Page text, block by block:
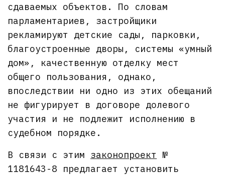
сдаваемых объектов. По словам
парламентариев, застройщики
рекламируют детские сады, парковки,
благоустроенные дворы, системы «умный
дом», качественную отделку мест
общего пользования, однако,
впоследствии ни одно из этих обещаний
не фигурирует в договоре долевого
участия и не подлежит исполнению в
судебном порядке.
В связи с этим законопроект №
1181643-8 предлагает установить